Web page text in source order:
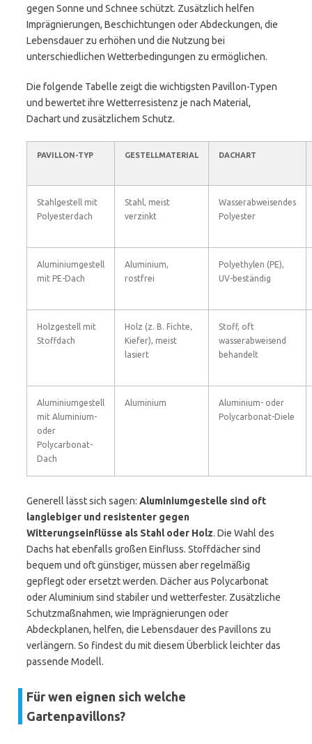
gegen Sonne und Schnee schützt. Zusätzlich helfen
Imprägnierungen, Beschichtungen oder Abdeckungen, die
Lebensdauer zu erhöhen und die Nutzung bei
unterschiedlichen Wetterbedingungen zu ermöglichen.
Die folgende Tabelle zeigt die wichtigsten Pavillon-Typen
und bewertet ihre Wetterresistenz je nach Material,
Dachart und zusätzlichem Schutz.
PAVILLON-TYP GESTELLMATERIAL DACHART
Stahlgestell mit
Polyesterdach
Stahl, meist
verzinkt
Wasserabweisendes
Polyester
Aluminiumgestell
mit PE-Dach
Aluminium,
rostfrei
Polyethylen (PE),
UV-beständig
Holzgestell mit
Stoffdach
Holz (z. B. Fichte,
Kiefer), meist
lasiert
Stoff, oft
wasserabweisend
behandelt
Aluminiumgestell
mit Aluminium-
oder
Polycarbonat-
Dach
Aluminium
Aluminium- oder
Polycarbonat-Diele
Generell lässt sich sagen: Aluminiumgestelle sind oft
langlebiger und resistenter gegen
Witterungseinflüsse als Stahl oder Holz. Die Wahl des
Dachs hat ebenfalls großen Einfluss. Stoffdächer sind
bequem und oft günstiger, müssen aber regelmäßig
gepflegt oder ersetzt werden. Dächer aus Polycarbonat
oder Aluminium sind stabiler und wetterfester. Zusätzliche
Schutzmaßnahmen, wie Imprägnierungen oder
Abdeckplanen, helfen, die Lebensdauer des Pavillons zu
verlängern. So findest du mit diesem Überblick leichter das
passende Modell.
Für wen eignen sich welche
Gartenpavillons?